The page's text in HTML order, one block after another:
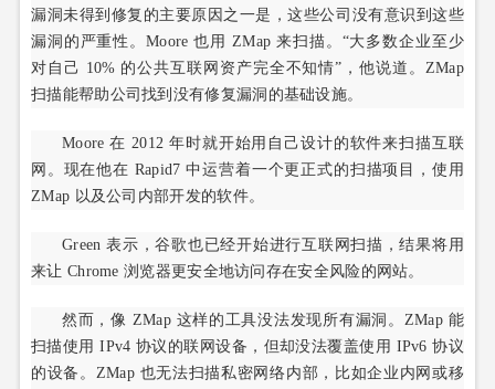
漏洞未得到修复的主要原因之一是，这些公司没有意识到这些
漏洞的严重性。Moore 也用 ZMap 来扫描。“大多数企业至少
对自己 10% 的公共互联网资产完全不知情”，他说道。ZMap
扫描能帮助公司找到没有修复漏洞的基础设施。
Moore 在 2012 年时就开始用自己设计的软件来扫描互联
网。现在他在 Rapid7 中运营着一个更正式的扫描项目，使用
ZMap 以及公司内部开发的软件。
Green 表示，谷歌也已经开始进行互联网扫描，结果将用
来让 Chrome 浏览器更安全地访问存在安全风险的网站。
然而，像 ZMap 这样的工具没法发现所有漏洞。ZMap 能
扫描使用 IPv4 协议的联网设备，但却没法覆盖使用 IPv6 协议
的设备。ZMap 也无法扫描私密网络内部，比如企业内网或移